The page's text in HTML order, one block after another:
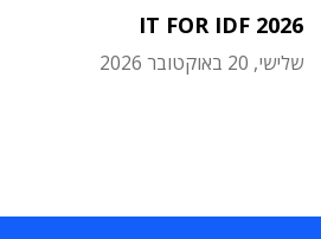
IT FOR IDF 2026
שלישי, 20 באוקטובר 2026